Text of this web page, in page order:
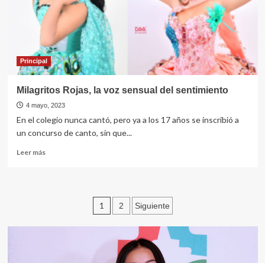
retorna
Judith
Orihuela
Principal
Milagritos Rojas, la voz sensual del sentimiento
4 mayo, 2023
En el colegio nunca cantó, pero ya a los 17 años se inscribió a
un concurso de canto, sin que...
Leer másLeer
sensual
Navegación
de
entradas
1 2 Siguiente